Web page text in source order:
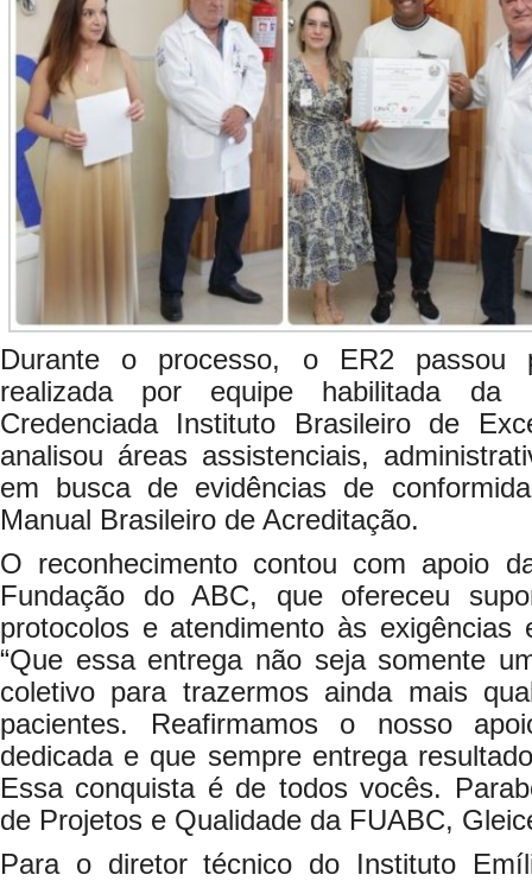
Durante o processo, o ER2 passou
realizada por equipe habilitada da
Credenciada Instituto Brasileiro de
analisou áreas assistenciais,
em busca de evidências de
Manual Brasileiro de Acreditação.
O reconhecimento contou com apoio
Fundação do ABC, que ofereceu
protocolos e atendimento às exigências
“Que essa entrega não seja somente
coletivo para trazermos ainda mais
pacientes. Reafirmamos o nosso
dedicada e que sempre entrega
Essa conquista é de todos vocês.
de Projetos e Qualidade da FUABC,
Para o diretor técnico do Instituto